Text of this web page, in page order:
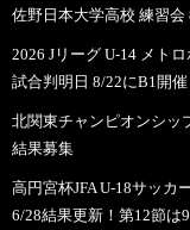
佐野日本大学高校 練習
2026 Jリーグ U-14 メト
試合判明日 8/22にB1開催
北関東チャンピオンシッ
結果募集
高円宮杯JFA U-18サッカ
6/28結果更新！第12節は